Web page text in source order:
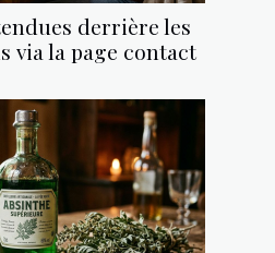
derrière les
via la page contact